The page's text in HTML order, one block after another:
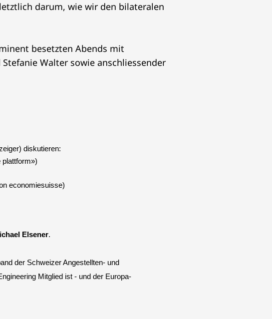
darum, wie wir den bilateralen
besetzten Abends mit
Walter sowie anschliessender
diskutieren:
plattform»)
economiesuisse)
Elsener.
der Schweizer Angestellten- und
Mitglied ist - und der Europa-